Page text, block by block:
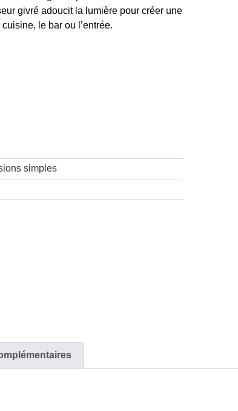
givré adoucit la lumière pour créer une
le bar ou l’entrée.
simples